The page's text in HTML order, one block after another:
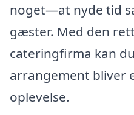
noget—at nyde tid
gæster. Med den
cateringfirma kan
arrangement bliver
oplevelse.